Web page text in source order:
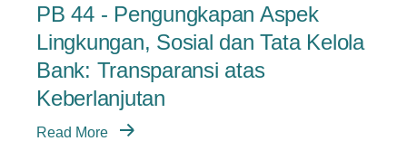
PB 44 - Pengungkapan Aspek
Lingkungan, Sosial dan Tata Kelola
Bank: Transparansi atas
Keberlanjutan
Read More